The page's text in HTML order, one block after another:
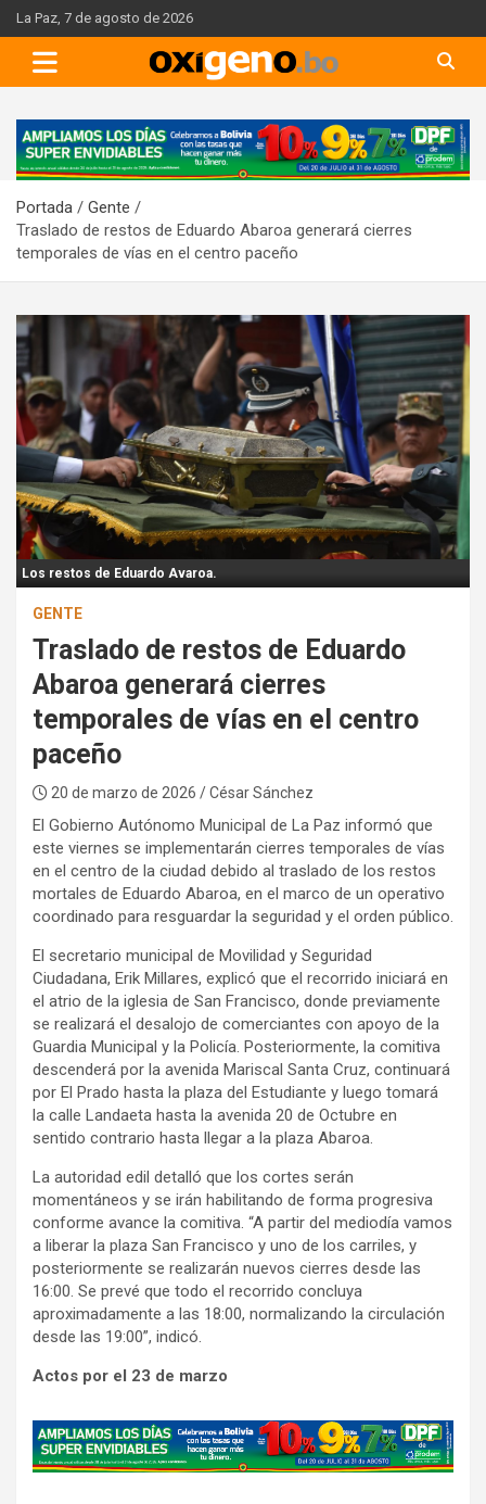
Skip
to
content
La Paz, 7 de agosto de 2026
A
d
e
r
t
s
m
e
n
t
:
Portada
Gente
Traslado de restos de Eduardo Abaroa generará cierres
temporales de vías en el centro paceño
Los restos de Eduardo Avaroa.
GENTE
Traslado de restos de Eduardo
Abaroa generará cierres
temporales de vías en el centro
paceño
20 de marzo de 2026 / César Sánchez
El Gobierno Autónomo Municipal de La Paz informó que
este viernes se implementarán cierres temporales de vías
en el centro de la ciudad debido al traslado de los restos
mortales de Eduardo Abaroa, en el marco de un operativo
coordinado para resguardar la seguridad y el orden público.
El secretario municipal de Movilidad y Seguridad
Ciudadana, Erik Millares, explicó que el recorrido iniciará en
el atrio de la iglesia de San Francisco, donde previamente
se realizará el desalojo de comerciantes con apoyo de la
Guardia Municipal y la Policía. Posteriormente, la comitiva
descenderá por la avenida Mariscal Santa Cruz, continuará
por El Prado hasta la plaza del Estudiante y luego tomará
la calle Landaeta hasta la avenida 20 de Octubre en
sentido contrario hasta llegar a la plaza Abaroa.
La autoridad edil detalló que los cortes serán
momentáneos y se irán habilitando de forma progresiva
conforme avance la comitiva. “A partir del mediodía vamos
a liberar la plaza San Francisco y uno de los carriles, y
posteriormente se realizarán nuevos cierres desde las
16:00. Se prevé que todo el recorrido concluya
aproximadamente a las 18:00, normalizando la circulación
desde las 19:00”, indicó.
Actos por el 23 de marzo
A
d